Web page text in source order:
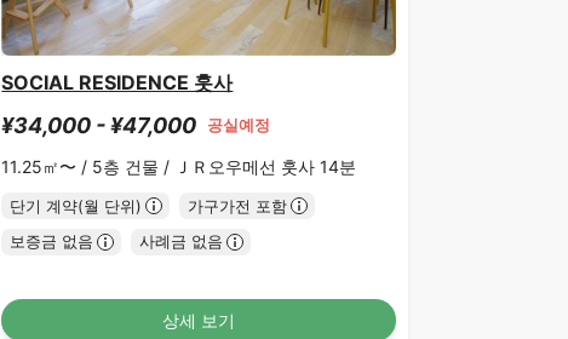
SOCIAL RESIDENCE 훗사
¥34,000 - ¥47,000 공실예정
11.25㎡〜 / 5층 건물 / ＪＲ오우메선 훗사 14분
단기 계약(월 단위)
가구가전 포함
보증금 없음
사례금 없음
상세 보기